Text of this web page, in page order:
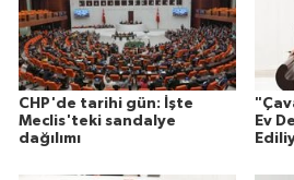
CHP'de tarihi gün: İşte
Meclis'teki sandalye
dağılımı
Ev